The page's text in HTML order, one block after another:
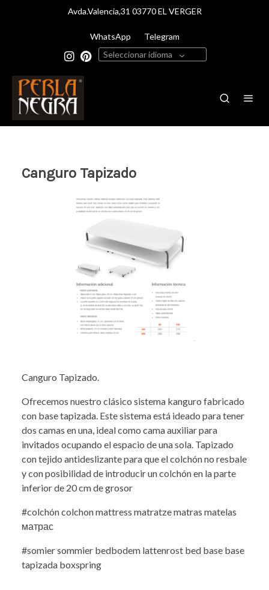
Avda.Valencia,31 03770 EL VERGER
WhatsApp
Telegram
Seleccionar idioma
Canguro Tapizado
Canguro Tapizado.
Ofrecemos nuestro clásico sistema kanguro fabricado
con base tapizada. Este sistema está ideado para tener
dos camas en una, ideal como cama auxiliar para
invitados ocupando el espacio de una sola. Tapizado
con tejido antideslizante para que el colchón no resbale
y con posibilidad de introducir un colchón en la parte
inferior de 20 cm de grosor
#colchón colchon mattress matratze matras matelas
матрас
#somier sommier bedbodem lattenrost bed base base
tapizada boxspring